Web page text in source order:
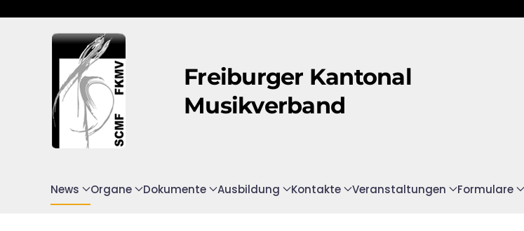
Zum Hauptinhalt springen
Freiburger Kantonal
Musikverband
News Organe Dokumente Ausbildung Kontakte Veranstaltungen Formulare